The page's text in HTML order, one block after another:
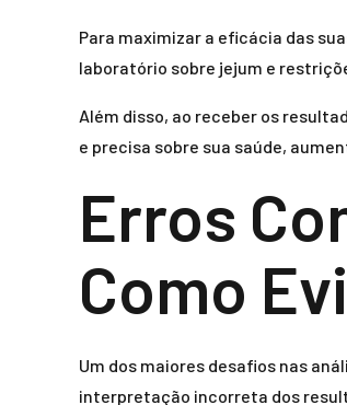
Para maximizar a eficácia das
laboratório sobre jejum e
Além disso, ao receber os
e precisa sobre sua saúde,
Erros
Como
Um dos maiores desafios nas
interpretação incorreta dos